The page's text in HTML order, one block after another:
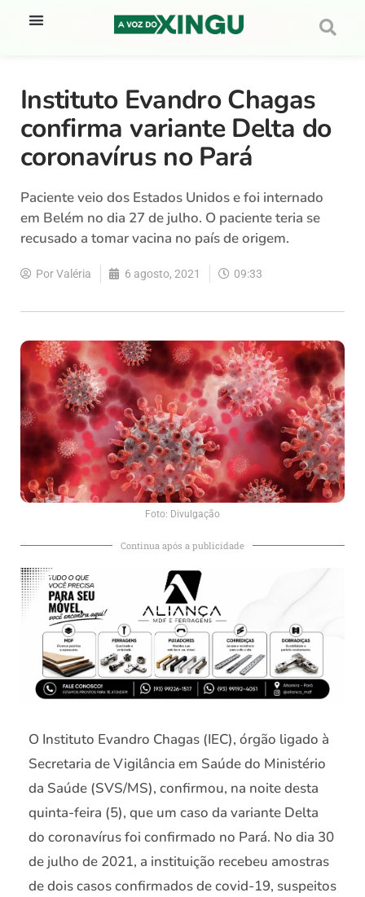
Instituto Evandro Chagas
confirma variante Delta do
coronavírus no Pará
Paciente veio dos Estados Unidos e foi internado
em Belém no dia 27 de julho. O paciente teria se
recusado a tomar vacina no país de origem.
PorValéria 6 agosto, 2021 09:33
Foto: Divulgação
Continua após a publicidade
O Instituto Evandro Chagas (IEC), órgão ligado à
Secretaria de Vigilância em Saúde do Ministério
da Saúde (SVS/MS), confirmou, na noite desta
quinta-feira (5), que um caso da variante Delta
do coronavírus foi confirmado no Pará. No dia 30
de julho de 2021, a instituição recebeu amostras
de dois casos confirmados de covid-19, suspeitos